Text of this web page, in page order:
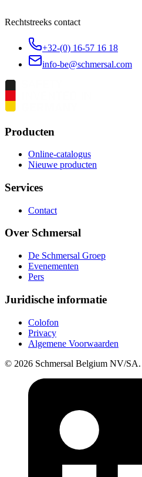
Rechtstreeks contact
+32-(0) 16-57 16 18
info-be@schmersal.com
Producten
Online-catalogus
Nieuwe producten
Services
Contact
Over Schmersal
De Schmersal Groep
Evenementen
Pers
Juridische informatie
Colofon
Privacy
Algemene Voorwaarden
© 2026 Schmersal Belgium NV/SA.